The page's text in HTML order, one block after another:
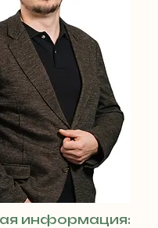
информация: